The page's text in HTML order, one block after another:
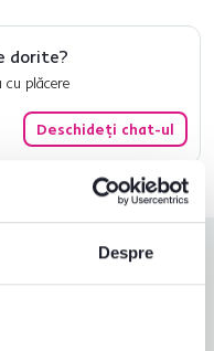
Despre
dorite?
plăcere
Deschideți chat-ul